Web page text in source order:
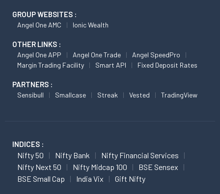
GROUP WEBSITES :
Angel One AMC Ionic Wealth
OTHER LINKS :
Angel One APP Angel One Trade
Angel SpeedPro
Margin Trading Facility
Smart API Fixed Deposit Rates
PARTNERS :
Sensibull Smallcase Streak Vested TradingView
INDICES :
Nifty 50 Nifty Bank
Nifty Financial Services
Nifty Next 50
Nifty Midcap 100
BSE Sensex
BSE Small Cap
India Vix Gift Nifty